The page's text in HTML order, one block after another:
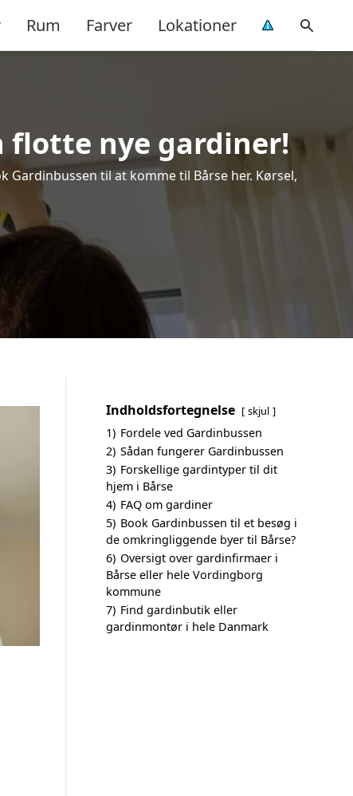
Rum Farver Lokationer
flotte nye gardiner!
til at komme til Bårse her. Kørsel,
Indholdsfortegnelse skjul
1) Fordele ved Gardinbussen
2) Sådan fungerer Gardinbussen
3) Forskellige gardintyper til dit
hjem i Bårse
4) FAQ om gardiner
5) Book Gardinbussen til et besøg i
de omkringliggende byer til Bårse?
6) Oversigt over gardinfirmaer i
Bårse eller hele Vordingborg
kommune
7) Find gardinbutik eller
gardinmontør i hele Danmark